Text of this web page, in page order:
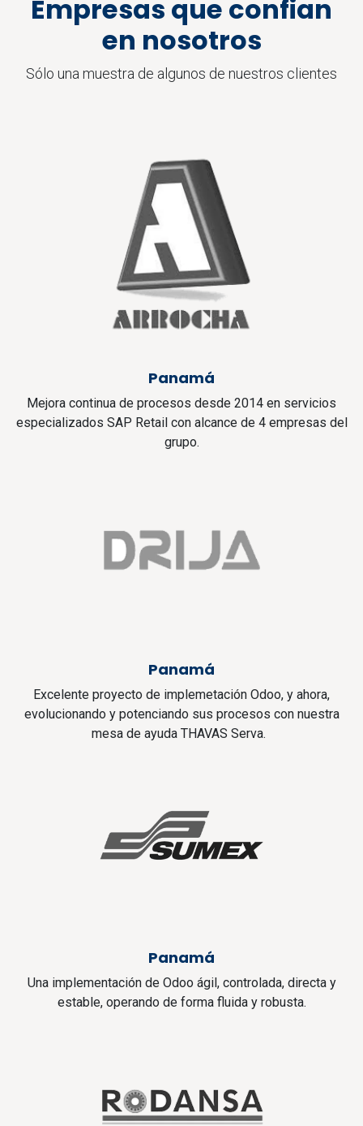
Empresas que confian
en nosotros
Sólo una muestra de algunos de nuestros clientes
Panamá
Mejora continua de procesos desde 2014 en servicios
especializados SAP Retail con alcance de 4 empresas del
grupo.
Panamá
Excelente proyecto de implemetación Odoo, y ahora,
evolucionando y potenciando sus procesos con nuestra
mesa de ayuda THAVAS Serva.
Panamá
Una implementación de Odoo ágil, controlada, directa y
estable, operando de forma fluida y robusta.